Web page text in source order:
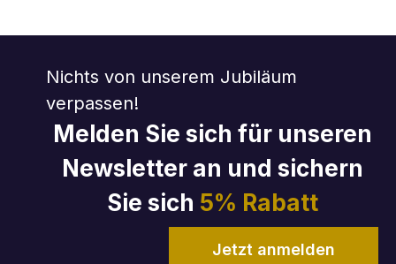
Nichts von unserem Jubiläum
verpassen!
Melden Sie sich für unseren
Newsletter an und sichern
Sie sich 5% Rabatt
Jetzt anmelden